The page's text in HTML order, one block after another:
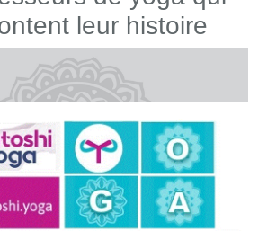
leur histoire